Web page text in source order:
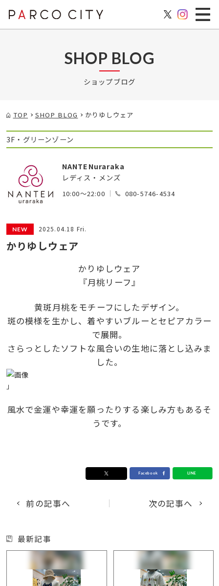
SHOP BLOG
ショップブログ
TOP SHOP BLOG かりゆしウェア
3F・グリーンゾーン
NANTENuraraka
レディス・メンズ
10:00～22:00 080-5746-4534
2025.04.18 Fri.
かりゆしウェア
かりゆしウェア
『月桃リーフ』
黄斑月桃をモチーフにしたデザイン。
斑の模様を生かし、着やすいブルーとセピアカラー
で展開。
さらっとしたソフトな風合いの生地に落とし込みま
した。
」
風水で金運や幸運を願ったりする楽しみ方もあるそ
うです。
前の記事へ 次の記事へ
最新記事